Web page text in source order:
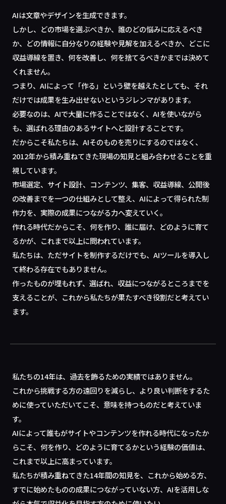
AIは文章やデザインを生成できます。
しかし、どの市場を選ぶべきか、誰のどの悩みに応えるべき
か、どの情報に自分なりの経験や見解を加えるべきか、どこに
収益導線を置き、何を改善し、何を捨てるべきかまでは決めて
くれません。
つまり、AIによって「作る」という壁を越えたとしても、それ
だけでは成果を生み出せないというジレンマがあります。
必要なのは、AIで大量に作ることではなく、AIを使いながら
も、選ばれる理由のあるサイトへと設計することです。
だからこそ私たちは、AIそのものを売りにするのではなく、
2012年から積み重ねてきた現場の知見と組み合わせることを重
視しています。
市場選定、サイト設計、コンテンツ、集客、収益導線、公開後
の改善までを一つの仕組みとして整え、AIによって得られた制
作力を、実際の成果につながる力へ変えていく。
作れる時代だからこそ、何を作り、誰に届け、どのように育て
るかが、これまで以上に問われています。
私たちは、ただサイトを制作するだけでも、AIツールを導入し
て終わる存在でもありません。
作ったものが埋もれず、選ばれ、収益につながるところまでを
支えることが、これから私たちが果たすべき役割だと考えてい
ます。
私たちの14年は、過去を飾るための実績ではありません。
これから挑戦する方の遠回りを減らし、より良い判断をするた
めに使っていただいてこそ、意味を持つものだと考えていま
す。
AIによって誰もがサイトやコンテンツを作れる時代になったか
らこそ、何を作り、どのように育てるかという経験の価値は、
これまで以上に高まっています。
私たちが積み重ねてきた14年間の知見を、これから始める方、
すでに始めたものの成果につながっていない方、AIを活用しな